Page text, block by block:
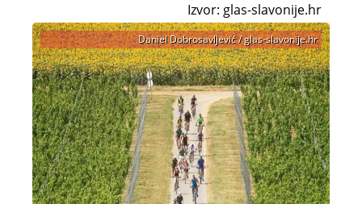
Izvor: glas-slavonije.hr
Daniel Dobrosavljević / glas-slavonije.hr